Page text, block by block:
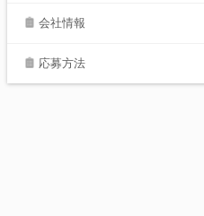
会社情報
応募方法